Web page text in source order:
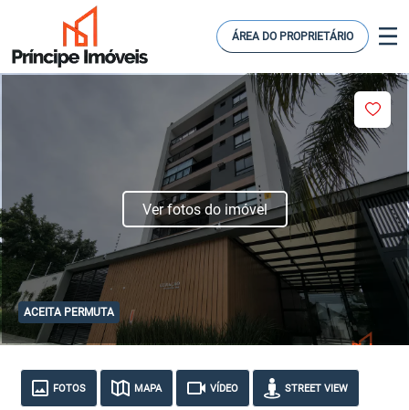
ÁREA DO PROPRIETÁRIO
ACEITA PERMUTA
Ver fotos do imóvel
FOTOS MAPA VÍDEO STREET VIEW